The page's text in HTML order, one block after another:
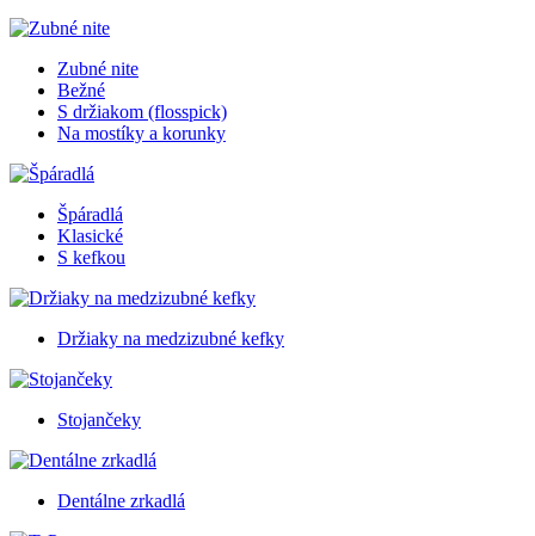
Zubné nite
Bežné
S držiakom (flosspick)
Na mostíky a korunky
Špáradlá
Klasické
S kefkou
Držiaky na medzizubné kefky
Stojančeky
Dentálne zrkadlá